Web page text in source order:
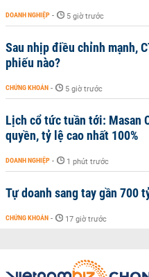
DOANH NGHIỆP - 5 giờ trước
Sau nhịp điều chỉnh mạnh,
phiếu nào?
CHỨNG KHOÁN - 5 giờ trước
Lịch cổ tức tuần tới: Masan
quyền, tỷ lệ cao nhất 100%
DOANH NGHIỆP - 1 phút trước
Tự doanh sang tay gần 700
CHỨNG KHOÁN - 17 giờ trước